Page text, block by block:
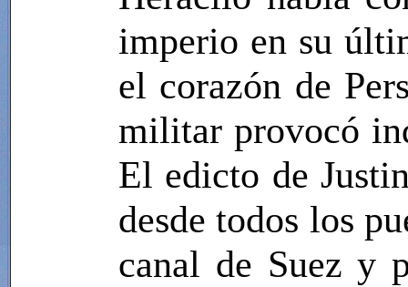
imperio en su
el corazón de
militar provocó
El edicto de
desde todos los
canal de Suez y